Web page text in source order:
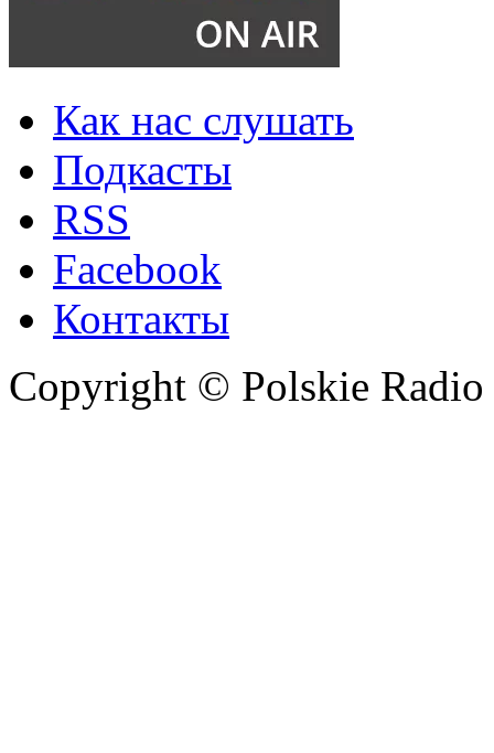
Как нас слушать
Подкасты
RSS
Facebook
Контакты
Copyright © Polskie